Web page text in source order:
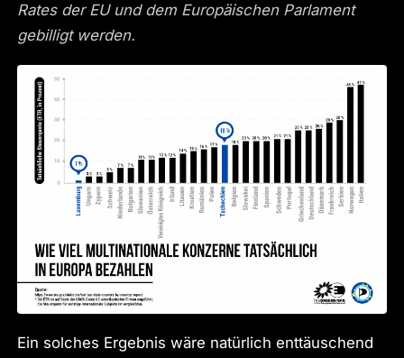
Rates der EU und dem Europäischen Parlament
gebilligt werden.
Ein solches Ergebnis wäre natürlich enttäuschend